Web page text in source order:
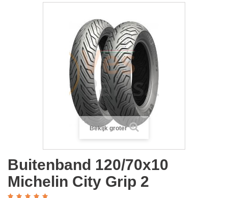
Bekijk groter
Buitenband 120/70x10
Michelin City Grip 2